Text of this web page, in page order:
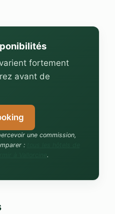
fortement
avant de
une commission,
:
.